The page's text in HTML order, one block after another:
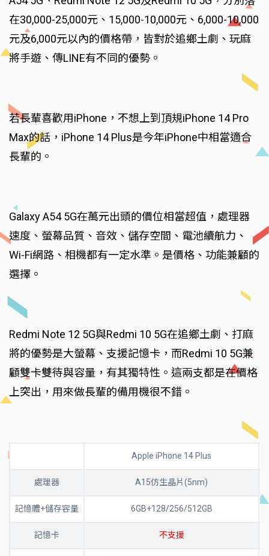
在30,000-25,000元、15,000-10,000元、6,000-10,000
元及6,000元以內的價格帶，皆對於追鄉土劇、玩麻
將手遊、傳LINE有不同的優勢。
若長輩喜歡用iPhone，不想上到頂規iPhone 14 Pro
Max的話，iPhone 14 Plus是今年iPhone中相當適合
長輩的。
Galaxy A54 5G在萬元出頭的價位相當超值，處理器
速度、螢幕品質、音效、儲存空間、電池續航力、
Wi-Fi網路、相機都有一定水準。是價格、功能兼顧的
選擇。
Redmi Note 12 5G與Redmi 10 5G在追鄉土劇、打麻
將的優勢是大螢幕、支援記憶卡，而Redmi 10 5G兼
顧雙卡雙待與容量，有其獨特性。這兩支都是在價格
上突出，用來做長輩的備用機很不錯。
Apple iPhone 14 Plus
處理器 A15仿生晶片(5nm)
記憶體+儲存容量 6GB+128/256/512GB
記憶卡 不支援